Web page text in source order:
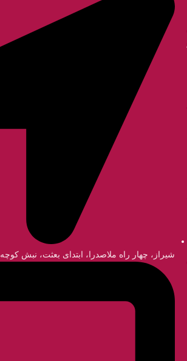
شیراز، چهار راه ملاصدرا، ابتدای بعثت، نبش کوچه 1